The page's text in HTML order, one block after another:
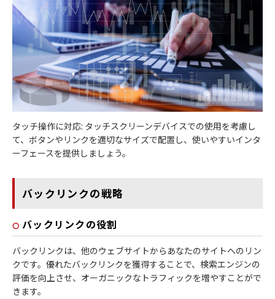
タッチ操作に対応: タッチスクリーンデバイスでの使用を考慮し
て、ボタンやリンクを適切なサイズで配置し、使いやすいインタ
ーフェースを提供しましょう。
バックリンクの戦略
バックリンクの役割
バックリンクは、他のウェブサイトからあなたのサイトへのリン
クです。優れたバックリンクを獲得することで、検索エンジンの
評価を向上させ、オーガニックなトラフィックを増やすことがで
きます。